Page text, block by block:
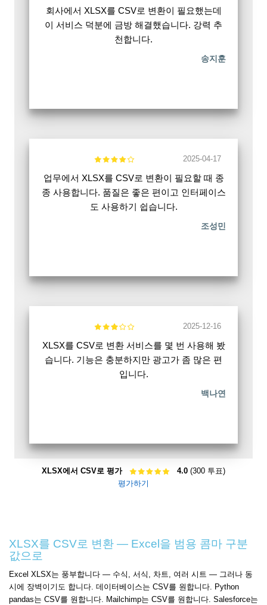
회사에서 XLSX를 CSV로 변환이 필요했는데
이 서비스 덕분에 금방 해결했습니다. 강력 추
천합니다.
송지훈
2025-04-17
업무에서 XLSX를 CSV로 변환이 필요할 때 종
종 사용합니다. 품질은 좋은 편이고 인터페이스
도 사용하기 쉽습니다.
조성민
2025-12-16
XLSX를 CSV로 변환 서비스를 몇 번 사용해 봤
습니다. 기능은 충분하지만 광고가 좀 많은 편
입니다.
백나연
XLSX에서 CSV로 평가 4.0 (300 투표)
평가하기
XLSX를 CSV로 변환 — Excel을 범용 콤마 구분
값으로
Excel XLSX는 풍부합니다 — 수식, 서식, 차트, 여러 시트 — 그러나 동
시에 장벽이기도 합니다. 데이터베이스는 CSV를 원합니다. Python
pandas는 CSV를 원합니다. Mailchimp는 CSV를 원합니다. Salesforce는